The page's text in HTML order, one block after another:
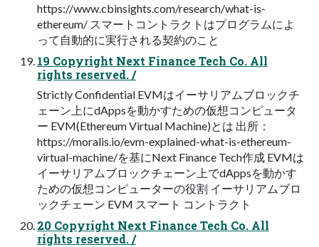
https://www.cbinsights.com/research/what-is-
ethereum/ スマートコントラクトはプログラムによ
って自動的に実行される契約のこと
19 Copyright Next Finance Tech Co. All
rights reserved. /
Strictly Confidential EVMはイーサリアムブロックチ
ェーン上にdAppsを動かすための仮想コンピュータ
ー EVM(Ethereum Virtual Machine)とは 出所：
https://moralis.io/evm-explained-what-is-ethereum-
virtual-machine/を基にNext Finance Tech作成 EVMは
イーサリアムブロックチェーン上でdAppsを動かす
ための仮想コンピューターの役割 イーサリアムブロ
ックチェーン EVM スマート コントラクト
20 Copyright Next Finance Tech Co. All
rights reserved. /